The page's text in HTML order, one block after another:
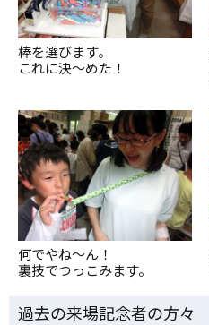
棒を選びます。
これに決～めた！
何でやね～ん！
裏技でつっこみます。
過去の来場記念者の方々